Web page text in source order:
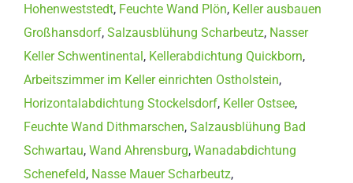
Hohenweststedt, Feuchte Wand Plön, Keller ausbauen
Großhansdorf, Salzausblühung Scharbeutz, Nasser
Keller Schwentinental, Kellerabdichtung Quickborn,
Arbeitszimmer im Keller einrichten Ostholstein,
Horizontalabdichtung Stockelsdorf, Keller Ostsee,
Feuchte Wand Dithmarschen, Salzausblühung Bad
Schwartau, Wand Ahrensburg, Wanadabdichtung
Schenefeld, Nasse Mauer Scharbeutz,